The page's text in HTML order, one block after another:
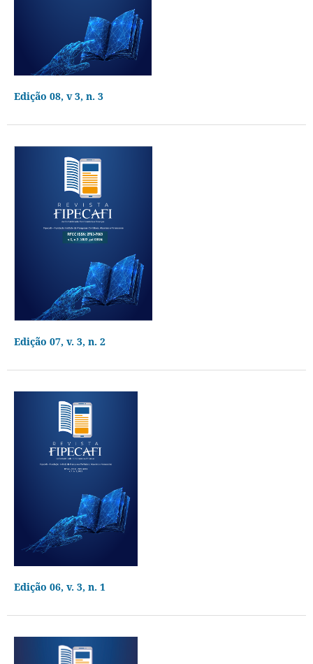
Edição 08, v 3, n. 3
Edição 07, v. 3, n. 2
Edição 06, v. 3, n. 1